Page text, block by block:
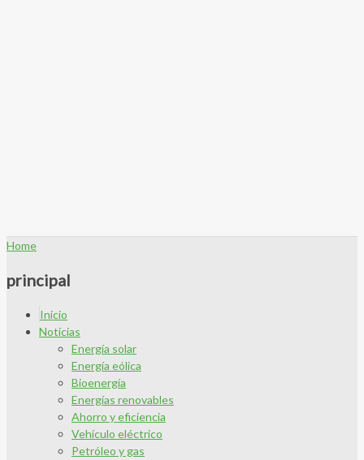
Home
principal
Inicio
Noticias
Energía solar
Energía eólica
Bioenergía
Energías renovables
Ahorro y eficiencia
Vehículo eléctrico
Petróleo y gas